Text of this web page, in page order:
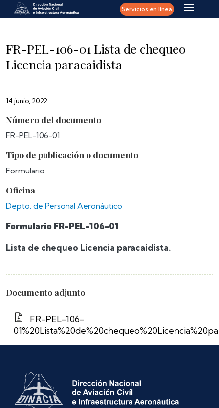
Pasar al contenido principal Servicios en línea
FR-PEL-106-01 Lista de chequeo
Licencia paracaidista
14 junio, 2022
Número del documento
FR-PEL-106-01
Tipo de publicación o documento
Formulario
Oficina
Depto. de Personal Aeronáutico
Formulario FR-PEL-106-01
Lista de chequeo Licencia paracaidista.
Documento adjunto
FR-PEL-106-